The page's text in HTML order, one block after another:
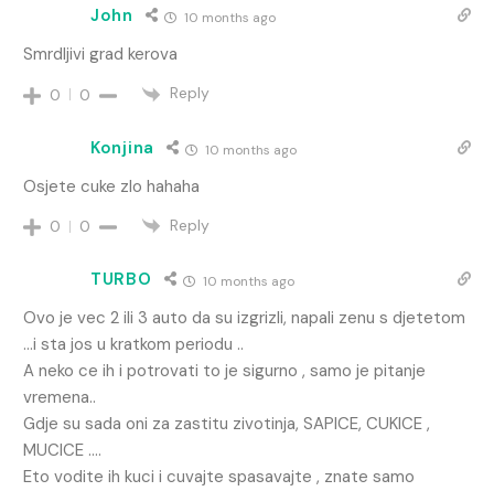
John 10 months ago
Smrdljivi grad kerova
0 0 Reply
Konjina 10 months ago
Osjete cuke zlo hahaha
0 0 Reply
TURBO 10 months ago
Ovo je vec 2 ili 3 auto da su izgrizli, napali zenu s djetetom
…i sta jos u kratkom periodu ..
A neko ce ih i potrovati to je sigurno , samo je pitanje
vremena..
Gdje su sada oni za zastitu zivotinja, SAPICE, CUKICE ,
MUCICE ….
Eto vodite ih kuci i cuvajte spasavajte , znate samo